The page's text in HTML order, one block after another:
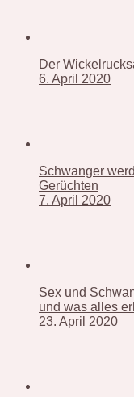
Der
6. April 2020
Schwanger
Gerüchten
7. April 2020
Sex und
und was alles
23. April 2020